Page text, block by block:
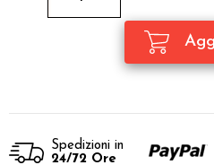
Spedizioni in
24/72 Ore